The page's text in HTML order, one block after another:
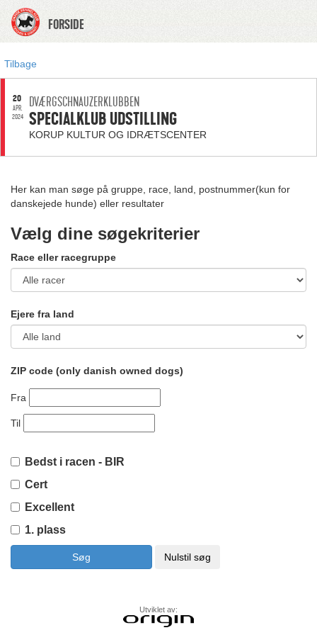
FORSIDE
Tilbage
20
APR.
2024
DVÆRGSCHNAUZERKLUBBEN
SPECIALKLUB UDSTILLING
KORUP KULTUR OG IDRÆTSCENTER
Her kan man søge på gruppe, race, land, postnummer(kun for
danskejede hunde) eller resultater
Vælg dine søgekriterier
Race eller racegruppe
Ejere fra land
ZIP code (only danish owned dogs)
Fra
Til
Bedst i racen - BIR
Cert
Excellent
1. plass
Utviklet av: